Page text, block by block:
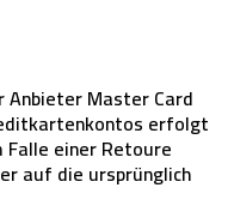
Master Card
erfolgt
einer Retoure
auf die ursprünglich